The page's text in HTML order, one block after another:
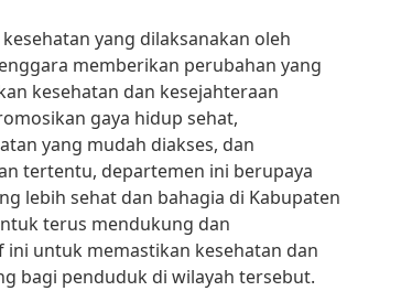
yang dilaksanakan oleh
memberikan perubahan yang
kesehatan dan kesejahteraan
gaya hidup sehat,
yang mudah diakses, dan
tertentu, departemen ini berupaya
lebih sehat dan bahagia di Kabupaten
terus mendukung dan
untuk memastikan kesehatan dan
bagi penduduk di wilayah tersebut.